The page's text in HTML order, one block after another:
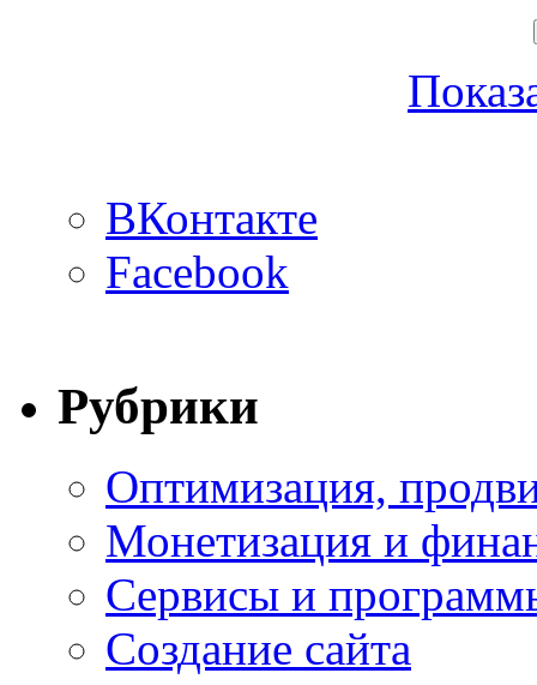
ВКонтакте
Facebook
Рубрики
Оптимизация,
Монетизация и
Сервисы и
Создание сайта